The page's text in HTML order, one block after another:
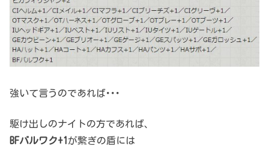
強いて言うのであれば･･･
駆け出しのナイトの方であれば、
BFバルワク+1 が繋ぎの盾には